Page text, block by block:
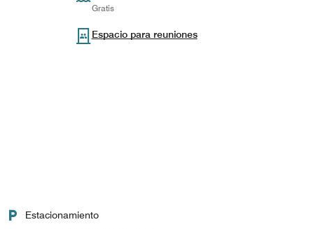
Gratis
Espacio para reuniones
Estacionamiento